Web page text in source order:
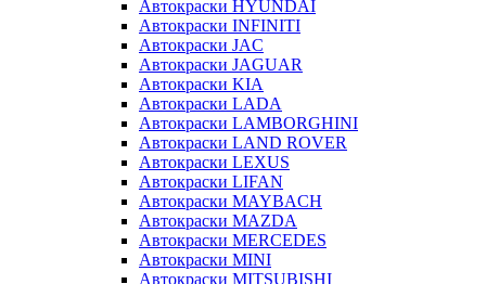
Автокраски HYUNDAI
Автокраски INFINITI
Автокраски JAC
Автокраски JAGUAR
Автокраски KIA
Автокраски LADA
Автокраски LAMBORGHINI
Автокраски LAND ROVER
Автокраски LEXUS
Автокраски LIFAN
Автокраски MAYBACH
Автокраски MAZDA
Автокраски MERCEDES
Автокраски MINI
Автокраски MITSUBISHI